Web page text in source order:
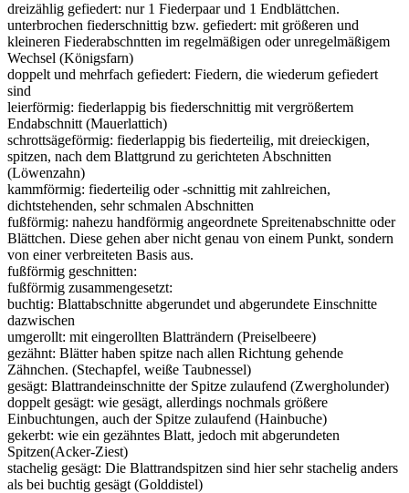
dreizählig gefiedert: nur 1 Fiederpaar und 1 Endblättchen.
unterbrochen fiederschnittig bzw. gefiedert: mit größeren und
kleineren Fiederabschntten im regelmäßigen oder unregelmäßigem
Wechsel (Königsfarn)
doppelt und mehrfach gefiedert: Fiedern, die wiederum gefiedert
sind
leierförmig: fiederlappig bis fiederschnittig mit vergrößertem
Endabschnitt (Mauerlattich)
schrottsägeförmig: fiederlappig bis fiederteilig, mit dreieckigen,
spitzen, nach dem Blattgrund zu gerichteten Abschnitten
(Löwenzahn)
kammförmig: fiederteilig oder -schnittig mit zahlreichen,
dichtstehenden, sehr schmalen Abschnitten
fußförmig: nahezu handförmig angeordnete Spreitenabschnitte oder
Blättchen. Diese gehen aber nicht genau von einem Punkt, sondern
von einer verbreiteten Basis aus.
fußförmig geschnitten:
fußförmig zusammengesetzt:
buchtig: Blattabschnitte abgerundet und abgerundete Einschnitte
dazwischen
umgerollt: mit eingerollten Blatträndern (Preiselbeere)
gezähnt: Blätter haben spitze nach allen Richtung gehende
Zähnchen. (Stechapfel, weiße Taubnessel)
gesägt: Blattrandeinschnitte der Spitze zulaufend (Zwergholunder)
doppelt gesägt: wie gesägt, allerdings nochmals größere
Einbuchtungen, auch der Spitze zulaufend (Hainbuche)
gekerbt: wie ein gezähntes Blatt, jedoch mit abgerundeten
Spitzen(Acker-Ziest)
stachelig gesägt: Die Blattrandspitzen sind hier sehr stachelig anders
als bei buchtig gesägt (Golddistel)